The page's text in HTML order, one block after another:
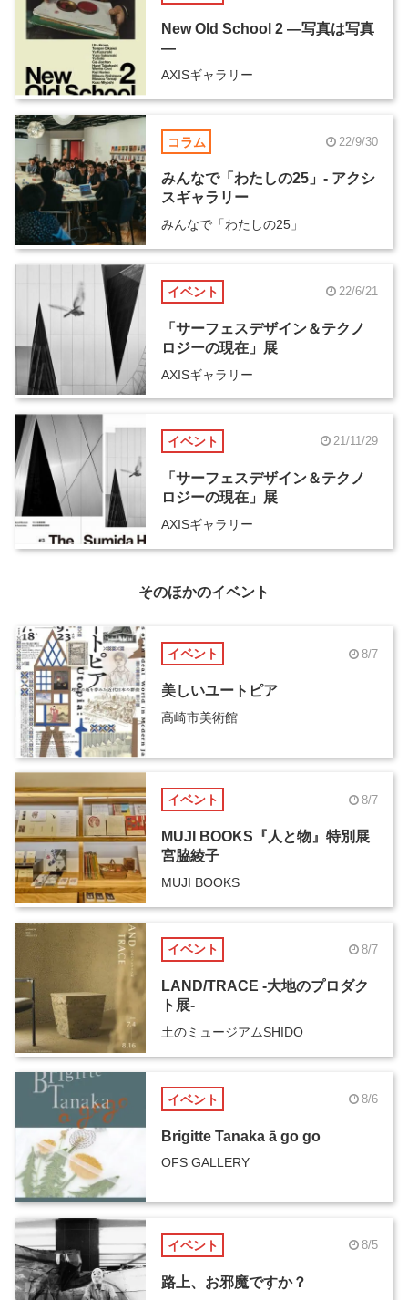
New Old School 2 ―写真は写真
―
AXISギャラリー
コラム 22/9/30
みんなで「わたしの25」- アクシ
スギャラリー
みんなで「わたしの25」
イベント 22/6/21
「サーフェスデザイン＆テクノ
ロジーの現在」展
AXISギャラリー
イベント 21/11/29
「サーフェスデザイン＆テクノ
ロジーの現在」展
AXISギャラリー
そのほかのイベント
イベント 8/7
美しいユートピア
高崎市美術館
イベント 8/7
MUJI BOOKS『人と物』特別展
宮脇綾子
MUJI BOOKS
イベント 8/7
LAND/TRACE -大地のプロダク
ト展-
土のミュージアムSHIDO
イベント 8/6
Brigitte Tanaka ā go go
OFS GALLERY
イベント 8/5
路上、お邪魔ですか？